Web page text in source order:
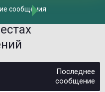
садах
Последнее
сообщение
сообщения